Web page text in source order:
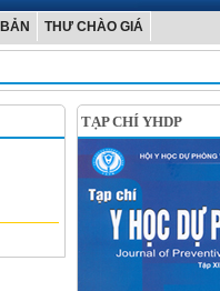
THƯ CHÀO GIÁ
TẠP CHÍ YHDP